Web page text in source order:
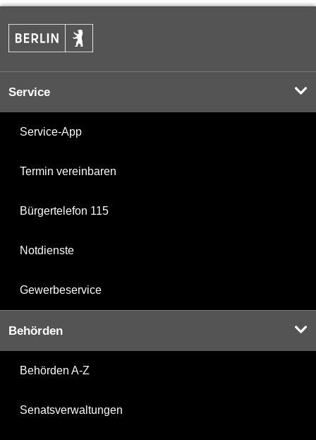
Service
Service-App
Termin vereinbaren
Bürgertelefon 115
Notdienste
Gewerbeservice
Behörden
Behörden A-Z
Senatsverwaltungen